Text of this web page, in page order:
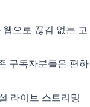
으로 끊김 없는 고
구독자분들은 편하
라이브 스트리밍